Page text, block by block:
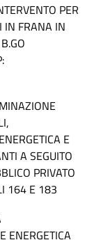
PER
IN FRANA IN
E
A SEGUITO
PRIVATO
164 E 183
ENERGETICA